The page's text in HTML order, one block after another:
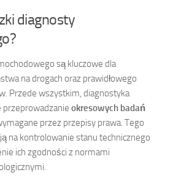
diagnosty
są kluczowe dla
na drogach oraz prawidłowego
Przede wszystkim, diagnostyka
okresowych badań
przez przepisy prawa. Tego
na kontrolowanie stanu technicznego
ich zgodności z normami